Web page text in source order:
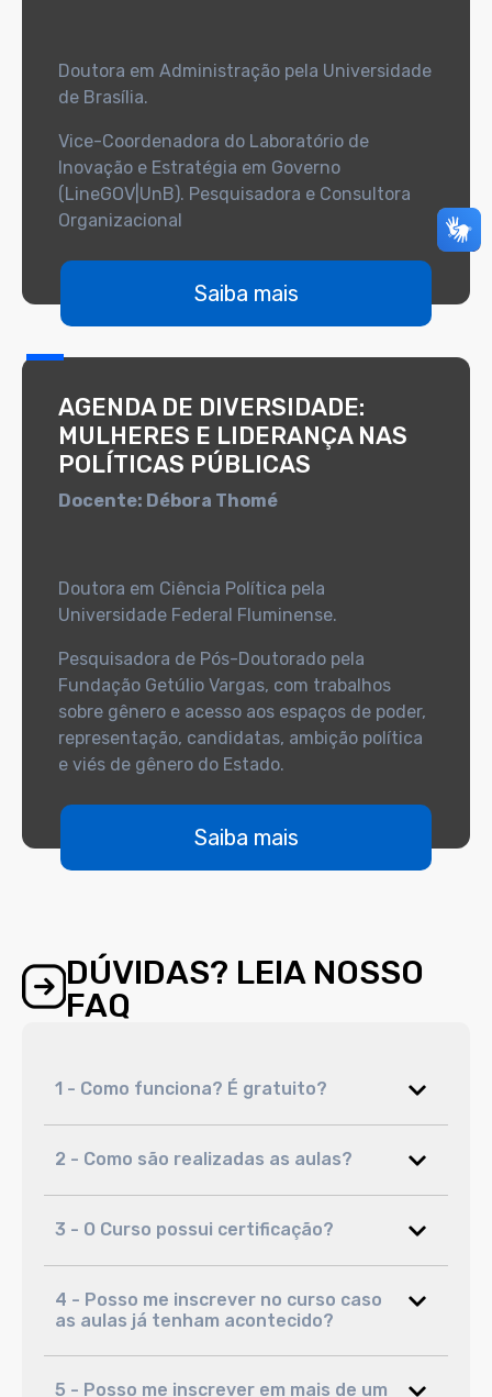
Doutora em Administração pela Universidade
de Brasília.
Vice-Coordenadora do Laboratório de
Inovação e Estratégia em Governo
(LineGOV|UnB). Pesquisadora e Consultora
Organizacional
Saiba mais
AGENDA DE DIVERSIDADE:
MULHERES E LIDERANÇA NAS
POLÍTICAS PÚBLICAS
Docente: Débora Thomé
Doutora em Ciência Política pela
Universidade Federal Fluminense.
Pesquisadora de Pós-Doutorado pela
Fundação Getúlio Vargas, com trabalhos
sobre gênero e acesso aos espaços de poder,
representação, candidatas, ambição política
e viés de gênero do Estado.
Saiba mais
DÚVIDAS? LEIA NOSSO
FAQ
1 - Como funciona? É gratuito?
2 - Como são realizadas as aulas?
3 - O Curso possui certificação?
4 - Posso me inscrever no curso caso
as aulas já tenham acontecido?
5 - Posso me inscrever em mais de um